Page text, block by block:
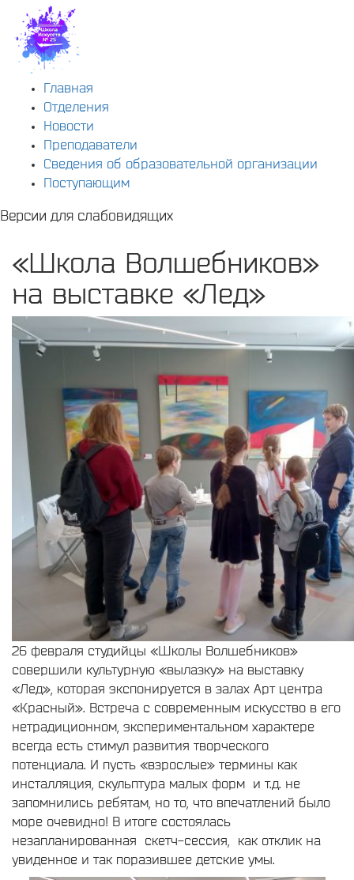
Главная
Отделения
Новости
Преподаватели
Сведения об образовательной организации
Поступающим
Версии для слабовидящих
«Школа Волшебников»
на выставке «Лед»
26 февраля студийцы «Школы Волшебников»
совершили культурную «вылазку» на выставку
«Лед», которая экспонируется в залах Арт центра
«Красный». Встреча с современным искусство в его
нетрадиционном, экспериментальном характере
всегда есть стимул развития творческого
потенциала. И пусть «взрослые» термины как
инсталляция, скульптура малых форм и т.д. не
запомнились ребятам, но то, что впечатлений было
море очевидно! В итоге состоялась
незапланированная скетч-сессия, как отклик на
увиденное и так поразившее детские умы.